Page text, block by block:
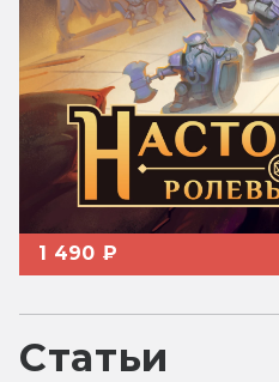
1 490 ₽
Статьи